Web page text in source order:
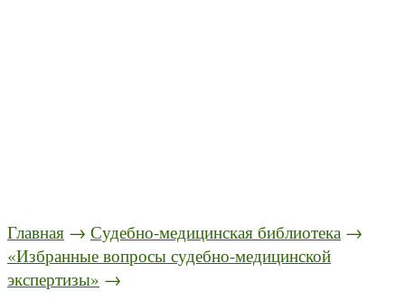
Главная → Судебно-медицинская библиотека →
«Избранные вопросы судебно-медицинской
экспертизы» →